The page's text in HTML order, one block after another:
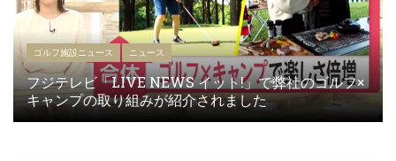
ゴルフ施設ニュース ニュース
フジテレビ「LIVE NEWS イット!」で弊社のゴルフ×
キャンプの取り組みが紹介されました